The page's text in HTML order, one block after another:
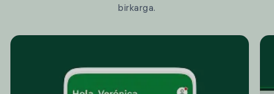
birkarga.